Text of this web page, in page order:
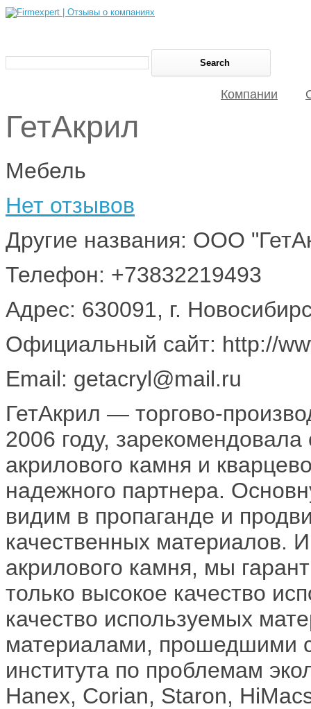
Компании
ГетАкрил
Мебель
Нет отзывов
Другие названия: ООО
Телефон: +73832219493
Адрес: 630091, г.
Официальный сайт: http://
Email: getacryl@mail.ru
ГетАкрил — торгово-
2006 году,
акрилового камня и
надежного партнера.
видим в пропаганде и
качественных материалов.
акрилового камня, мы
только высокое качество
качество используемых
материалами, прошедшими
института по проблемам
Hanex, Corian, Staron,